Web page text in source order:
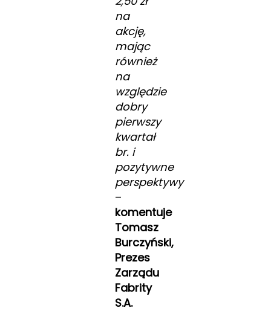
na
akcję,
mając
również
na
względzie
dobry
pierwszy
kwartał
br. i
pozytywne
perspektywy
–
komentuje
Tomasz
Burczyński,
Prezes
Zarządu
Fabrity
S.A.